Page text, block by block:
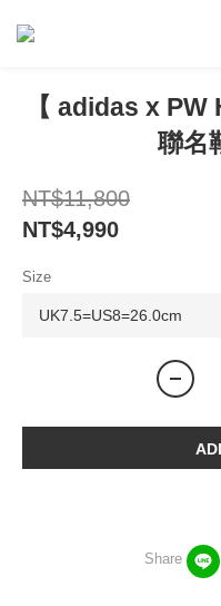
【 adidas x
聯名
NT$11,800
NT$4,990
Size
Share